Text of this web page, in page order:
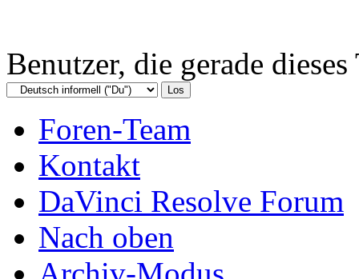
Benutzer, die gerade
Foren-Team
Kontakt
DaVinci Resolve Forum
Nach oben